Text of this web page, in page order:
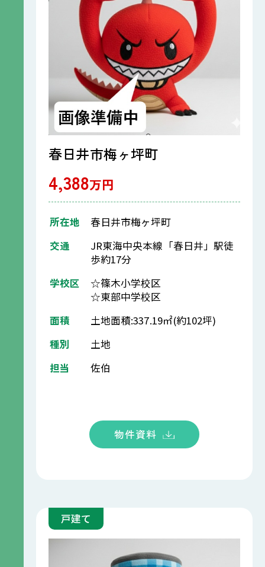
春日井市梅ヶ坪町
4,388万円
所在地
春日井市梅ヶ坪町
交通
JR東海中央本線「春日井」駅徒
歩約17分
学校区
☆篠木小学校区
☆東部中学校区
面積
土地面積:337.19㎡(約102坪)
種別
土地
担当
佐伯
物件資料
戸建て